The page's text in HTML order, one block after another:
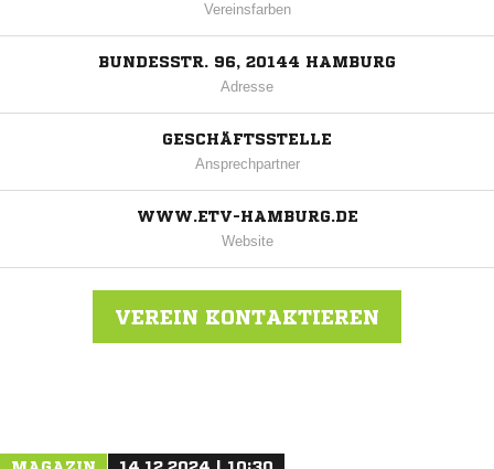
Vereinsfarben
BUNDESSTR. 96, 20144 HAMBURG
Adresse
GESCHÄFTSSTELLE
Ansprechpartner
WWW.ETV-HAMBURG.DE
Website
VEREIN KONTAKTIEREN